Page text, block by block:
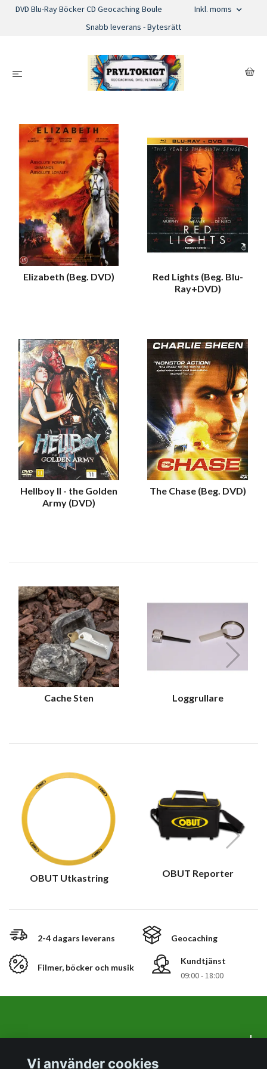
DVD Blu-Ray Böcker CD Geocaching Boule
Inkl. moms
Snabb leverans - Bytesrätt
Elizabeth (Beg. DVD)
Red Lights (Beg. Blu-
Ray+DVD)
Hellboy II - the Golden
Army (DVD)
The Chase (Beg. DVD)
Cache Sten Loggrullare
OBUT Utkastring OBUT Reporter
2-4 dagars leverans Geocaching
Filmer, böcker och musik
Kundtjänst
09:00 - 18:00
Om oss
Vi använder cookies